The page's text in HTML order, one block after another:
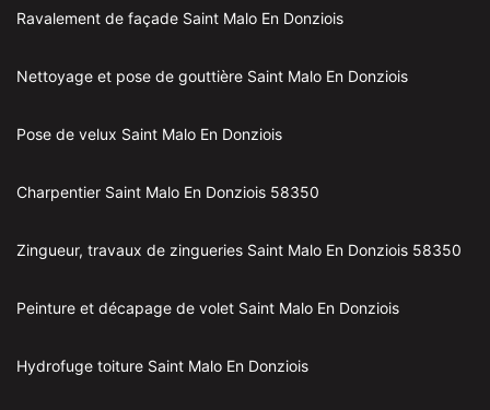
Ravalement de façade Saint Malo En Donziois
Nettoyage et pose de gouttière Saint Malo En Donziois
Pose de velux Saint Malo En Donziois
Charpentier Saint Malo En Donziois 58350
Zingueur, travaux de zingueries Saint Malo En Donziois 58350
Peinture et décapage de volet Saint Malo En Donziois
Hydrofuge toiture Saint Malo En Donziois